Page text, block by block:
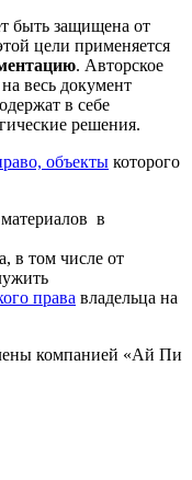
быть защищена от
цели применяется
. Авторское
весь документ
в себе
решения.
объекты которого
в
в том числе от
права владельца на
компанией «Ай Пи